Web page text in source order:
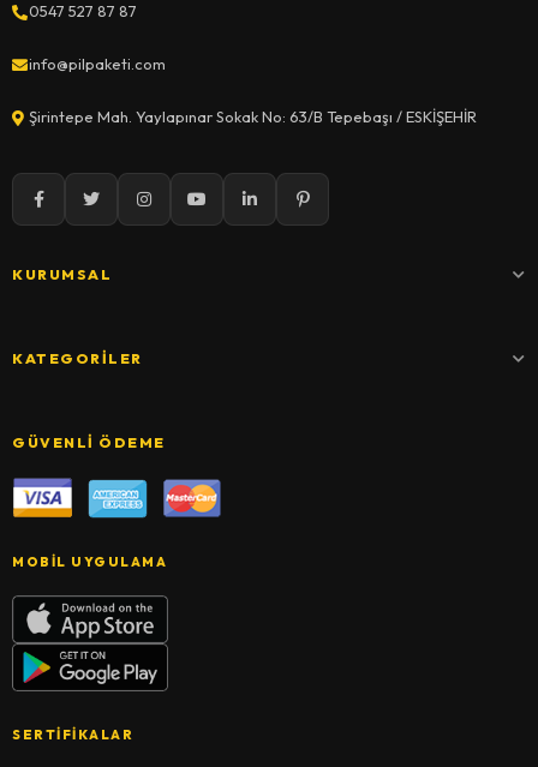
0547 527 87 87
info@pilpaketi.com
Şirintepe Mah. Yaylapınar Sokak No: 63/B Tepebaşı / ESKİŞEHİR
KURUMSAL
KATEGORILER
GÜVENLI ÖDEME
MOBIL UYGULAMA
SERTIFIKALAR